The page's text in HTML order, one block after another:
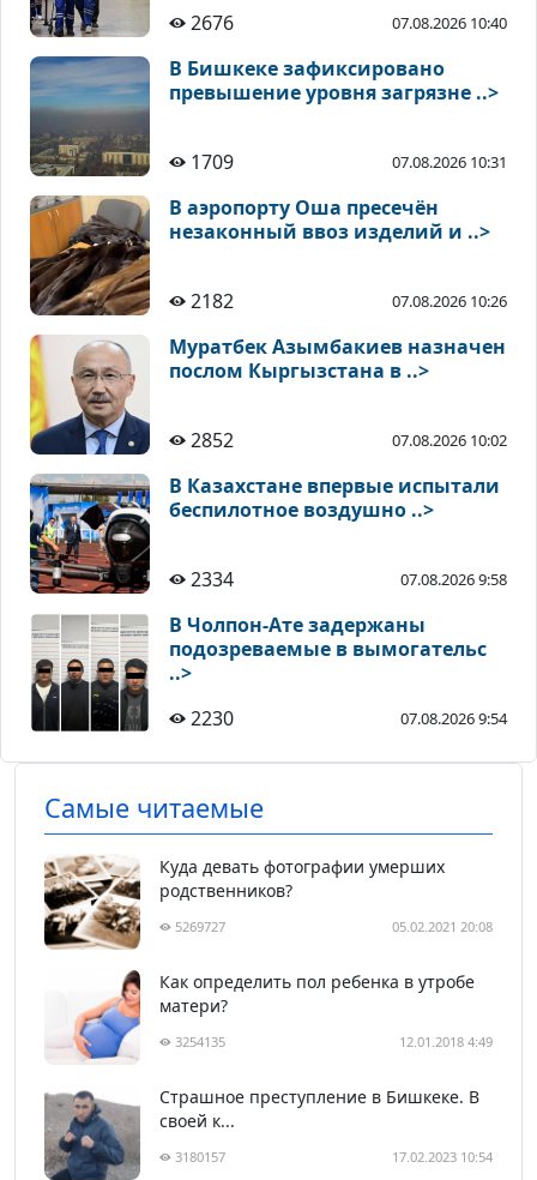
2676 07.08.2026 10:40
В Бишкеке зафиксировано
превышение уровня загрязне ..>
1709 07.08.2026 10:31
В аэропорту Оша пресечён
незаконный ввоз изделий и ..>
2182 07.08.2026 10:26
Муратбек Азымбакиев назначен
послом Кыргызстана в ..>
2852 07.08.2026 10:02
В Казахстане впервые испытали
беспилотное воздушно ..>
2334 07.08.2026 9:58
В Чолпон-Ате задержаны
подозреваемые в вымогательс
..>
2230
07.08.2026 9:54
Самые читаемые
Куда девать фотографии умерших
родственников?
5269727 05.02.2021 20:08
Как определить пол ребенка в утробе
матери?
3254135 12.01.2018 4:49
Страшное преступление в Бишкеке. В
своей к...
3180157 17.02.2023 10:54